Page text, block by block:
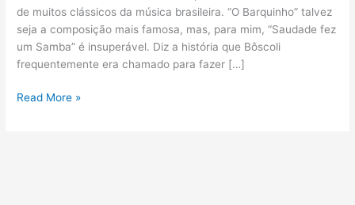
de muitos clássicos da música brasileira. “O Barquinho” talvez
seja a composição mais famosa, mas, para mim, “Saudade fez
um Samba” é insuperável. Diz a história que Bôscoli
frequentemente era chamado para fazer […]
Read More »